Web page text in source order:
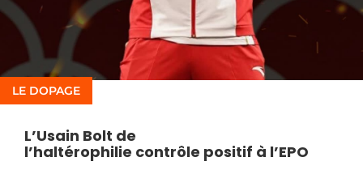
L’Usain Bolt de
l’haltérophilie contrôle positif à l’EPO
LE DOPAGE